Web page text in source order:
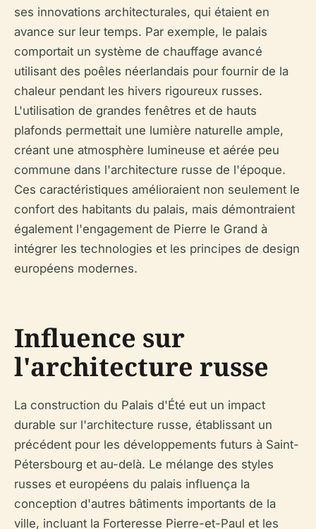
ses innovations architecturales, qui étaient en
avance sur leur temps. Par exemple, le palais
comportait un système de chauffage avancé
utilisant des poêles néerlandais pour fournir de la
chaleur pendant les hivers rigoureux russes.
L'utilisation de grandes fenêtres et de hauts
plafonds permettait une lumière naturelle ample,
créant une atmosphère lumineuse et aérée peu
commune dans l'architecture russe de l'époque.
Ces caractéristiques amélioraient non seulement le
confort des habitants du palais, mais démontraient
également l'engagement de Pierre le Grand à
intégrer les technologies et les principes de design
européens modernes.
Influence sur
l'architecture russe
La construction du Palais d'Été eut un impact
durable sur l'architecture russe, établissant un
précédent pour les développements futurs à Saint-
Pétersbourg et au-delà. Le mélange des styles
russes et européens du palais influença la
conception d'autres bâtiments importants de la
ville, incluant la Forteresse Pierre-et-Paul et les